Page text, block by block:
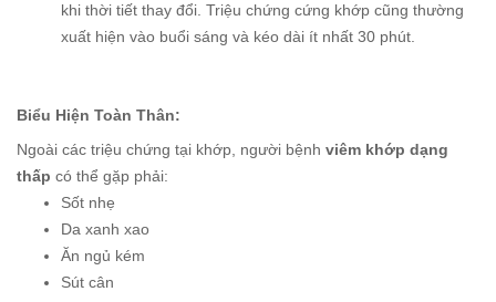
khi thời tiết thay đổi. Triệu chứng cứng khớp cũng thường
xuất hiện vào buổi sáng và kéo dài ít nhất 30 phút.
Biểu Hiện Toàn Thân:
Ngoài các triệu chứng tại khớp, người bệnh viêm khớp dạng
thấp có thể gặp phải:
Sốt nhẹ
Da xanh xao
Ăn ngủ kém
Sút cân